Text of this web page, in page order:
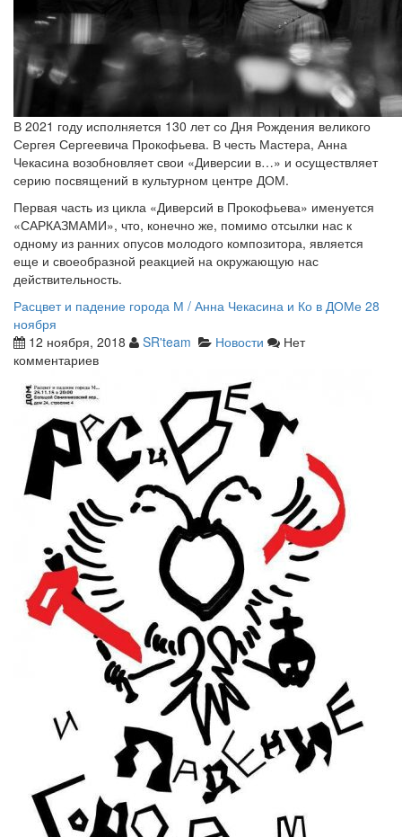
В 2021 году исполняется 130 лет со Дня Рождения великого
Сергея Сергеевича Прокофьева. В честь Мастера, Анна
Чекасина возобновляет свои «Диверсии в…» и осуществляет
серию посвящений в культурном центре ДОМ.
Первая часть из цикла «Диверсий в Прокофьева» именуется
«САРКАЗМАМИ», что, конечно же, помимо отсылки нас к
одному из ранних опусов молодого композитора, является
еще и своеобразной реакцией на окружающую нас
действительность.
Расцвет и падение города М / Анна Чекасина и Ко в ДОМе 28
ноября
12 ноября, 2018
SR'team Новости
Нет
комментариев